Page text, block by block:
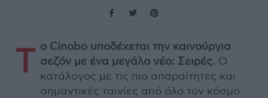
Τ ο Cinobo υποδέχεται την καινούργια
σεζόν με ένα μεγάλο νέο: Σειρές. Ο
κατάλογος με τις πιο απαραίτητες και
σημαντικές ταινίες από όλο τον κόσμο